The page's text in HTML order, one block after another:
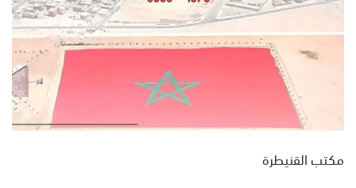
ر
و
ن
مكتب القنيطرة